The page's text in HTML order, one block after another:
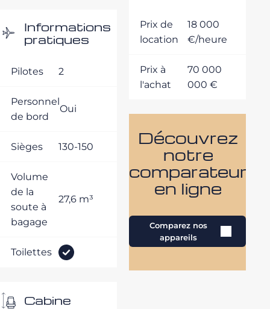
Informations
pratiques
Pilotes 2
Personnel
de bord
Oui
Sièges 130-150
Volume
de la
soute à
bagage
27,6 m³
Toilettes
Cabine
Prix de
location
18 000
€/heure
Prix à
l'achat
70 000
000 €
Découvrez
notre
comparateur
en ligne
Comparez nos
appareils